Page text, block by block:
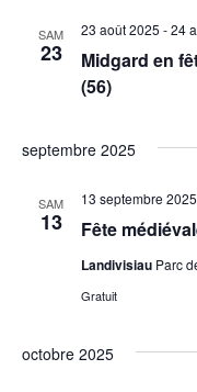
SAM
23
Midgard en
(56)
23 août 2025 -24
septembre 2025
SAM
13 Fête
13 septembre 2025
Landivisiau Parc
Gratuit
octobre 2025